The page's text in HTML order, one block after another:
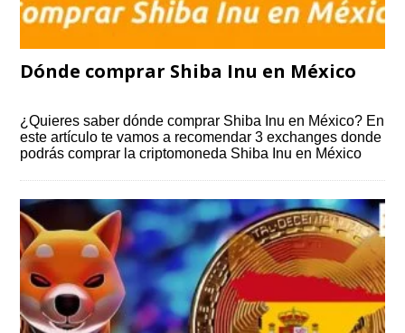
Dónde comprar Shiba Inu en México
¿Quieres saber dónde comprar Shiba Inu en México? En
este artículo te vamos a recomendar 3 exchanges donde
podrás comprar la criptomoneda Shiba Inu en México